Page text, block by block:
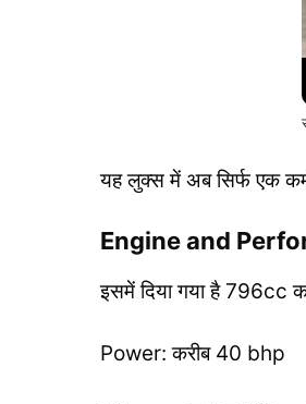
यह लुक्स में अब सिर्फ एक
Engine and
इसमें दिया गया है 796cc
Power: करीब 40 bhp